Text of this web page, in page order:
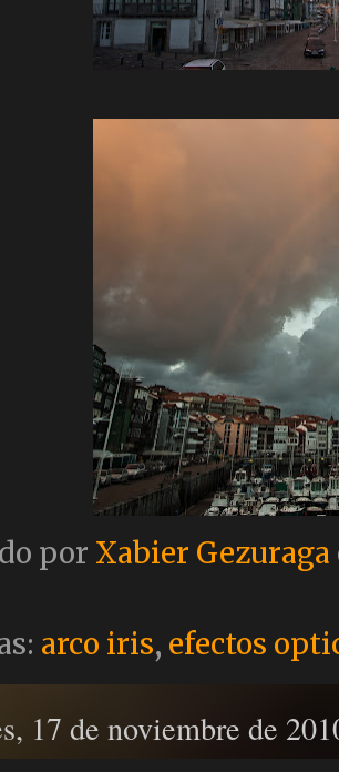
por Xabier Gezuraga
arco iris, efectos
17 de noviembre de